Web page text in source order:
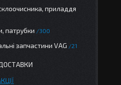
приладдя
патрубки 300
запчастини VAG 21